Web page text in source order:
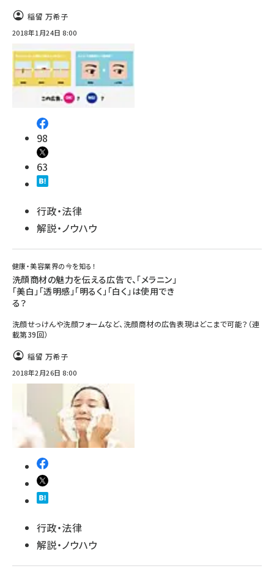
稲留 万希子
2018年1月24日 8:00
98
63
行政・法律
解説・ノウハウ
健康・美容業界の今を知る！
洗顔商材の魅力を伝える広告で、「メラニン」
「美白」「透明感」「明るく」「白く」は使用でき
る？
洗顔せっけんや洗顔フォームなど、洗顔商材の広告表現はどこまで可能？（連
載第39回）
稲留 万希子
2018年2月26日 8:00
行政・法律
解説・ノウハウ